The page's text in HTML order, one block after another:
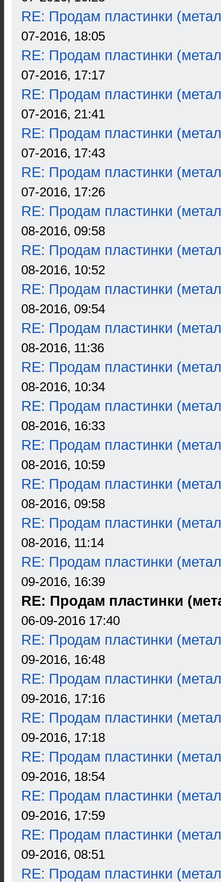
RE: Продам пластинки
07-2016, 18:05
RE: Продам пластинки
07-2016, 17:17
RE: Продам пластинки
07-2016, 21:41
RE: Продам пластинки
07-2016, 17:43
RE: Продам пластинки
07-2016, 17:26
RE: Продам пластинки
08-2016, 09:58
RE: Продам пластинки
08-2016, 10:52
RE: Продам пластинки
08-2016, 09:54
RE: Продам пластинки
08-2016, 11:36
RE: Продам пластинки
08-2016, 10:34
RE: Продам пластинки
08-2016, 16:33
RE: Продам пластинки
08-2016, 10:59
RE: Продам пластинки
08-2016, 09:58
RE: Продам пластинки
08-2016, 11:14
RE: Продам пластинки
09-2016, 16:39
RE: Продам пластинки
06-09-2016 17:40
RE: Продам пластинки
09-2016, 16:48
RE: Продам пластинки
09-2016, 17:16
RE: Продам пластинки
09-2016, 17:18
RE: Продам пластинки
09-2016, 18:54
RE: Продам пластинки
09-2016, 17:59
RE: Продам пластинки
09-2016, 08:51
RE: Продам пластинки